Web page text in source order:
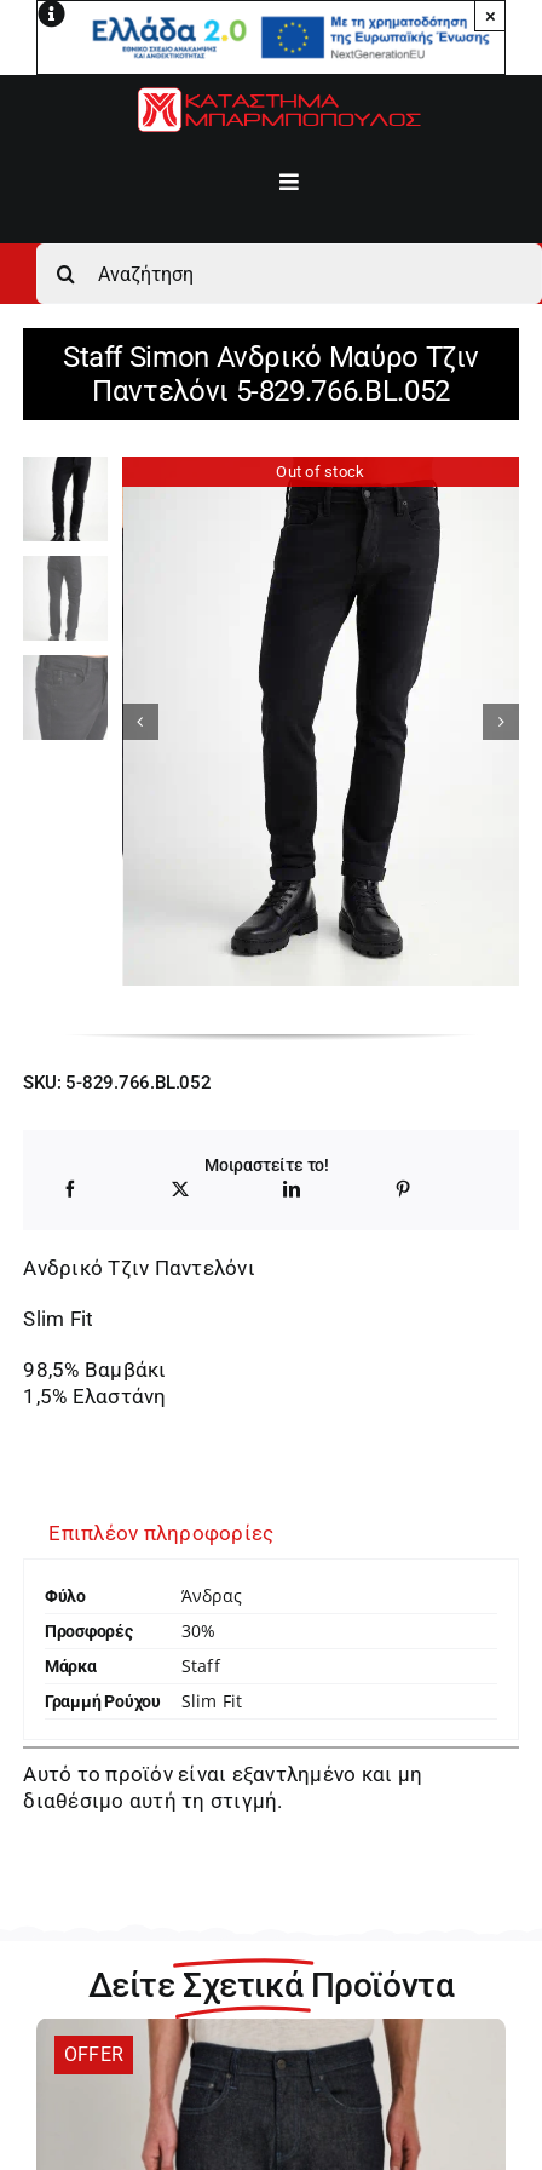
Μετάβαση
×
Toggle
Αρχική
Ανδρικά
Γυναικεία
Αγόρι
Κορίτσι
Εσώρουχα
Είδη Παρέλασης
Αναζήτηση
για:
Staff Simon Ανδρικό Μαύρο Τζιν
Παντελόνι 5-829.766.BL.052
Out of stock
SKU: 5-829.766.BL.052
Μοιραστείτε το!
Ανδρικό Τζιν Παντελόνι
Slim Fit
98,5% Βαμβάκι
1,5% Ελαστάνη
Επιπλέον πληροφορίες
Φύλο Άνδρας
Προσφορές 30%
Μάρκα Staff
Γραμμή Ρούχου Slim Fit
Αυτό το προϊόν είναι εξαντλημένο και μη
διαθέσιμο αυτή τη στιγμή.
Δείτε Σχετικά Προϊόντα
OFFER